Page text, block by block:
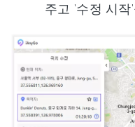
주고 '수정 시작